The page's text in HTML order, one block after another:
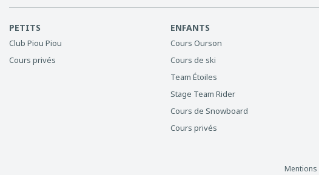
PETITS
Club Piou Piou
Cours privés
ENFANTS
Cours Ourson
Cours de ski
Team Étoiles
Stage Team Rider
Cours de Snowboard
Cours privés
Mentions